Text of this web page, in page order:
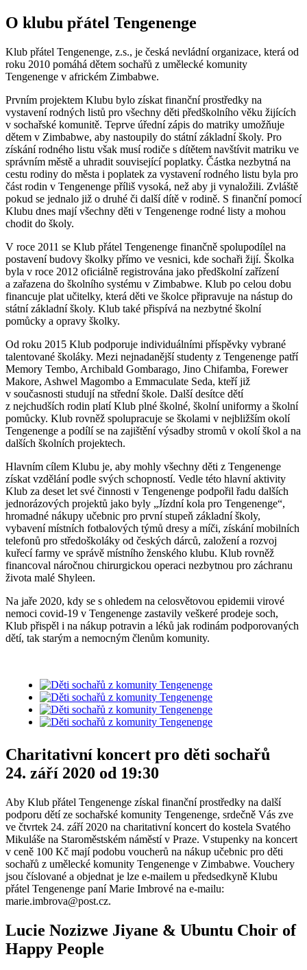
O klubu přátel Tengenenge
Klub přátel Tengenenge, z.s., je česká nevládní organizace, která od
roku 2010 pomáhá dětem sochařů z umělecké komunity
Tengenenge v africkém Zimbabwe.
Prvním projektem Klubu bylo získat finanční prostředky na
vystavení rodných listů pro všechny děti předškolního věku žijících
v sochařské komunitě. Teprve úřední zápis do matriky umožňuje
dětem v Zimbabwe, aby nastoupily do státní základní školy. Pro
získání rodného listu však musí rodiče s dítětem navštívit matriku ve
správním městě a uhradit související poplatky. Částka nezbytná na
cestu rodiny do města i poplatek za vystavení rodného listu byla pro
část rodin v Tengenenge příliš vysoká, než aby ji vynaložili. Zvláště
pokud se jednalo již o druhé či další dítě v rodině. S finanční pomocí
Klubu dnes mají všechny děti v Tengenenge rodné listy a mohou
chodit do školy.
V roce 2011 se Klub přátel Tengenenge finančně spolupodílel na
postavení budovy školky přímo ve vesnici, kde sochaři žijí. Školka
byla v roce 2012 oficiálně registrována jako předškolní zařízení
a zařazena do školního systému v Zimbabwe. Klub po celou dobu
financuje plat učitelky, která děti ve školce připravuje na nástup do
státní základní školy. Klub také přispívá na nezbytné školní
pomůcky a opravy školky.
Od roku 2015 Klub podporuje individuálními příspěvky vybrané
talentované školáky. Mezi nejnadanější studenty z Tengenenge patří
Memory Tembo, Archibald Gombarago, Jino Chifamba, Forewer
Makore, Ashwel Magombo a Emmaculate Seda, kteří již
v současnosti studují na střední škole. Další desítce dětí
z nejchudších rodin platí Klub plné školné, školní uniformy a školní
pomůcky. Klub rovněž spolupracuje se školami v nejbližším okolí
Tengenenge a podílí se na zajištění výsadby stromů v okolí škol a na
dalších školních projektech.
Hlavním cílem Klubu je, aby mohly všechny děti z Tengenenge
získat vzdělání podle svých schopností. Vedle této hlavní aktivity
Klub za deset let své činnosti v Tengenenge podpořil řadu dalších
jednorázových projektů jako byly „Jízdní kola pro Tengenenge“,
hromadné nákupy učebnic pro první stupeň základní školy,
vybavení místních fotbalových týmů dresy a míči, získání mobilních
telefonů pro středoškoláky od českých dárců, založení a rozvoj
kuřecí farmy ve správě místního ženského klubu. Klub rovněž
financoval náročnou chirurgickou operaci nezbytnou pro záchranu
života malé Shyleen.
Na jaře 2020, kdy se s ohledem na celosvětovou epidemii virové
nemoci covid-19 v Tengenenge zastavily veškeré prodeje soch,
Klub přispěl i na nákup potravin a léků jak rodinám podporovaných
dětí, tak starým a nemocným členům komunity.
Charitativní koncert pro děti sochařů
24. září 2020 od 19:30
Aby Klub přátel Tengenenge získal finanční prostředky na další
podporu dětí ze sochařské komunity Tengenenge, srdečně Vás zve
ve čtvrtek 24. září 2020 na charitativní koncert do kostela Svatého
Mikuláše na Staroměstském náměstí v Praze. Vstupenky na koncert
v ceně 100 Kč mají podobu voucherů na nákup učebnic pro děti
sochařů z umělecké komunity Tengenenge v Zimbabwe. Vouchery
jsou číslované a objednat je lze e-mailem u předsedkyně Klubu
přátel Tengenenge paní Marie Imbrové na e-mailu:
marie.imbrova@post.cz.
Lucie Nozizwe Jiyane & Ubuntu Choir of
Happy People